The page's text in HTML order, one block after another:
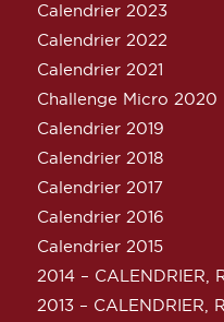
Calendrier 2023
Calendrier 2022
Calendrier 2021
Challenge Micro 2020
Calendrier 2019
Calendrier 2018
Calendrier 2017
Calendrier 2016
Calendrier 2015
2014 – CALENDRIER,
2013 – CALENDRIER,